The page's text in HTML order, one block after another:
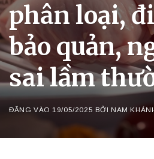
phân loại,
bảo quản,
sai lầm
ĐĂNG VÀO 19/05/2025 BỞINAM